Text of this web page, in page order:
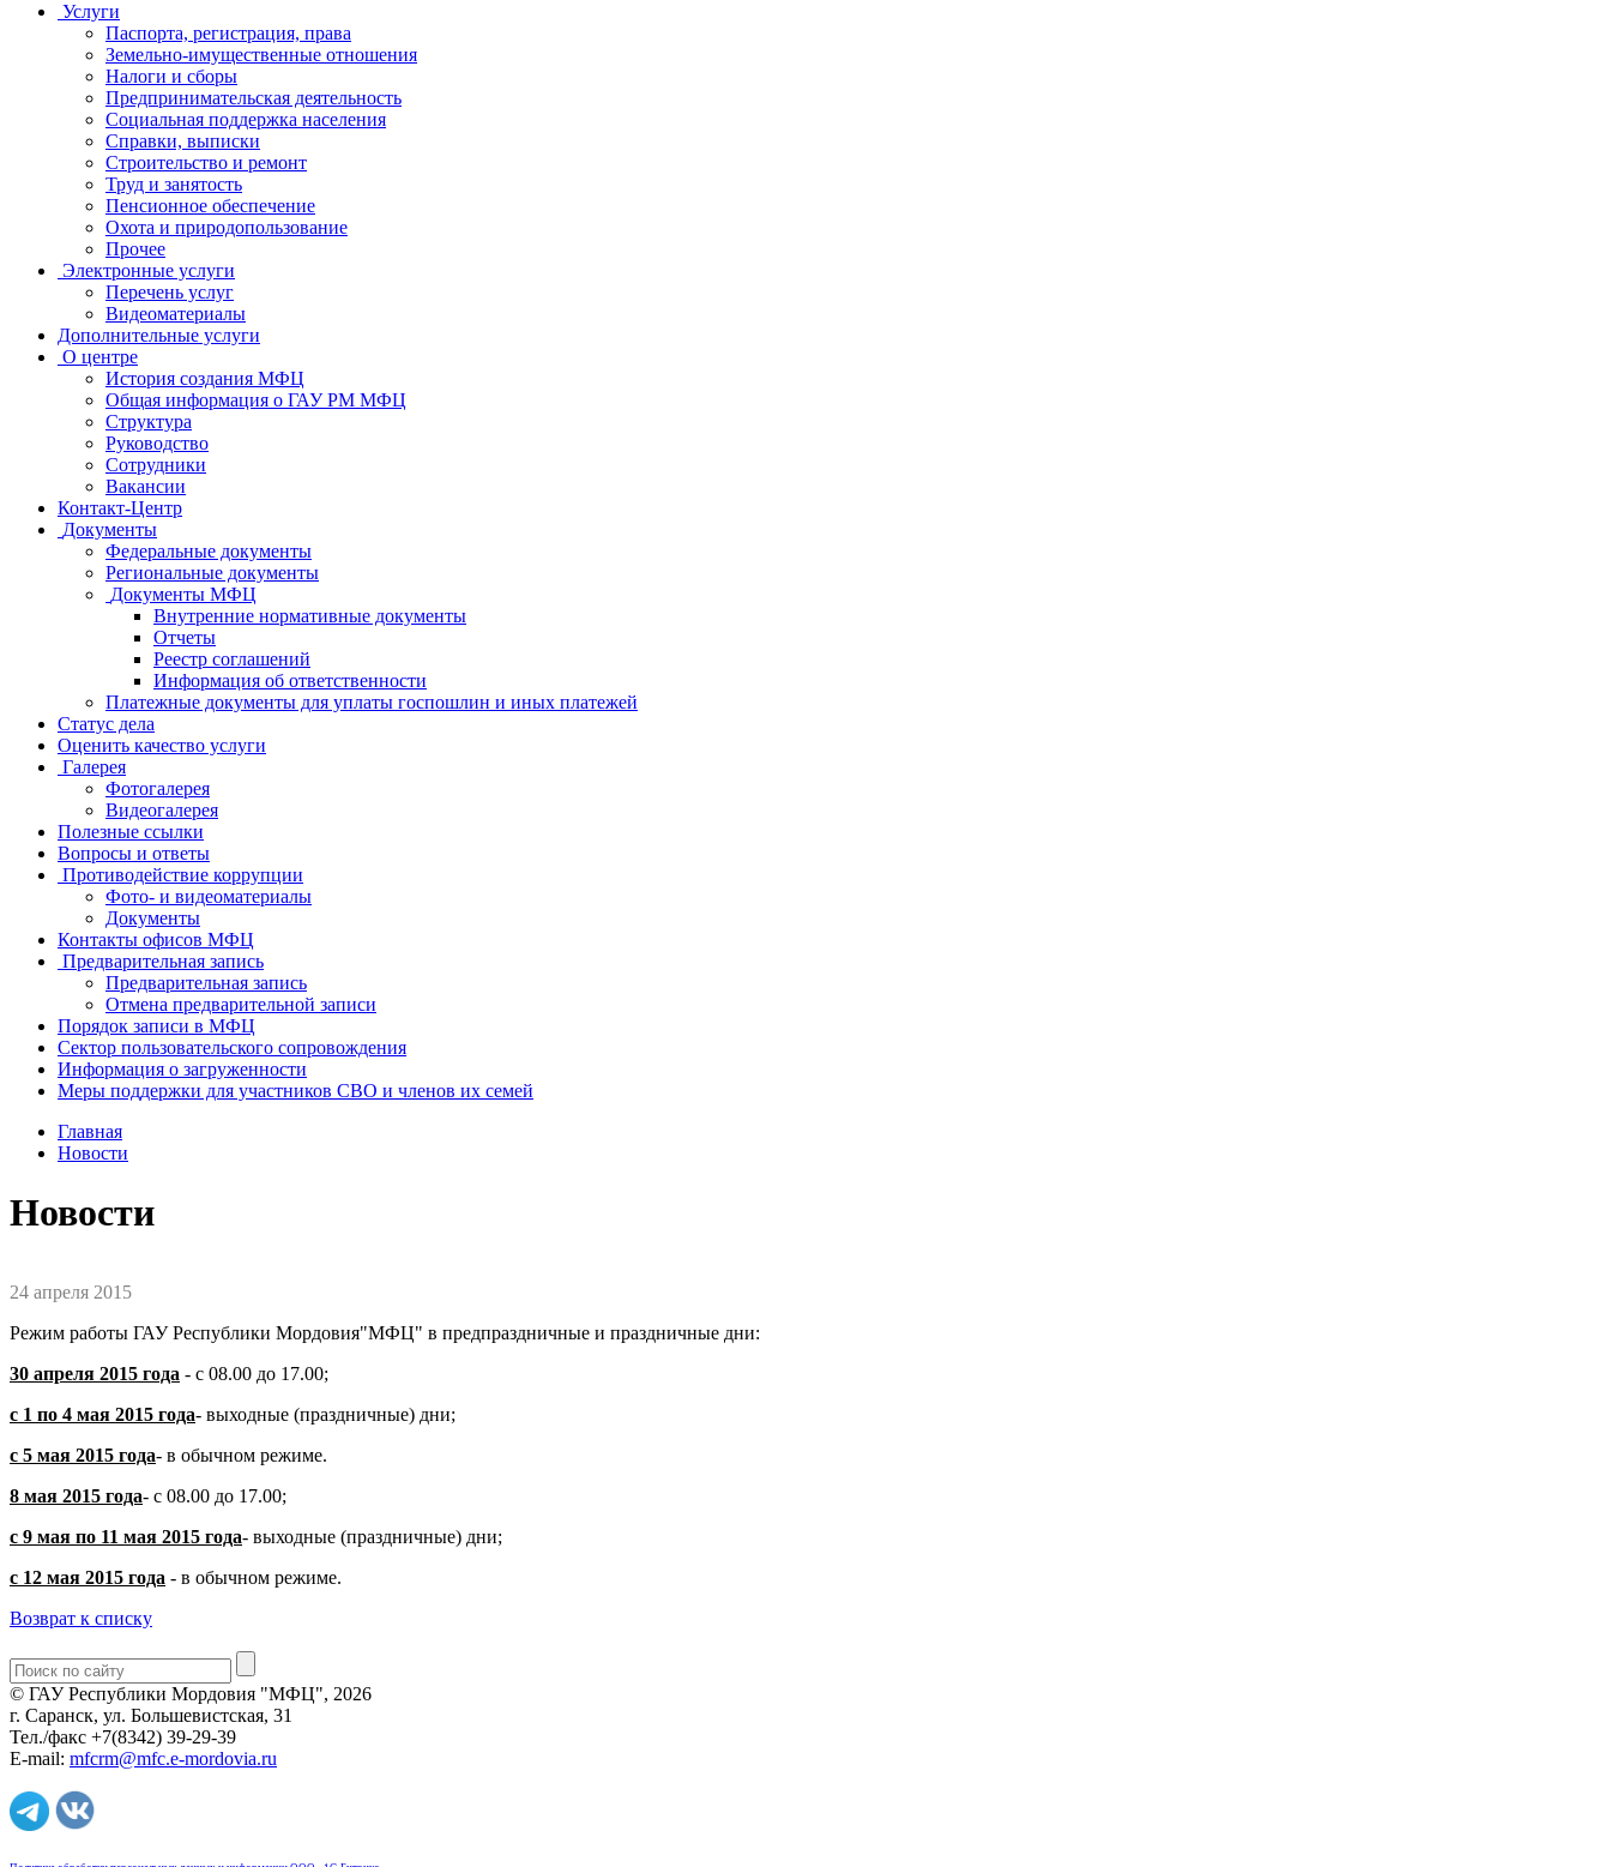
Услуги
Паспорта, регистрация, права
Земельно-имущественные отношения
Налоги и сборы
Предпринимательская деятельность
Социальная поддержка населения
Справки, выписки
Строительство и ремонт
Труд и занятость
Пенсионное обеспечение
Охота и природопользование
Прочее
Электронные услуги
Перечень услуг
Видеоматериалы
Дополнительные услуги
О центре
История создания МФЦ
Общая информация о ГАУ РМ МФЦ
Структура
Руководство
Сотрудники
Вакансии
Контакт-Центр
Документы
Федеральные документы
Региональные документы
Документы МФЦ
Внутренние нормативные документы
Отчеты
Реестр соглашений
Информация об ответственности
Платежные документы для уплаты госпошлин и иных платежей
Статус дела
Оценить качество услуги
Галерея
Фотогалерея
Видеогалерея
Полезные ссылки
Вопросы и ответы
Противодействие коррупции
Фото- и видеоматериалы
Документы
Контакты офисов МФЦ
Предварительная запись
Предварительная запись
Отмена предварительной записи
Порядок записи в МФЦ
Сектор пользовательского сопровождения
Информация о загруженности
Меры поддержки для участников СВО и членов их семей
Главная
Новости
Новости
24 апреля 2015
Режим работы ГАУ Республики Мордовия"МФЦ" в предпраздничные и праздничные дни:
30 апреля 2015 года - с 08.00 до 17.00;
с 1 по 4 мая 2015 года- выходные (праздничные) дни;
с 5 мая 2015 года- в обычном режиме.
8 мая 2015 года- с 08.00 до 17.00;
с 9 мая по 11 мая 2015 года- выходные (праздничные) дни;
с 12 мая 2015 года - в обычном режиме.
Возврат к списку
© ГАУ Республики Мордовия "МФЦ", 2026
г. Саранск, ул. Большевистская, 31
Тел./факс +7(8342) 39-29-39
E-mail: mfcrm@mfc.e-mordovia.ru